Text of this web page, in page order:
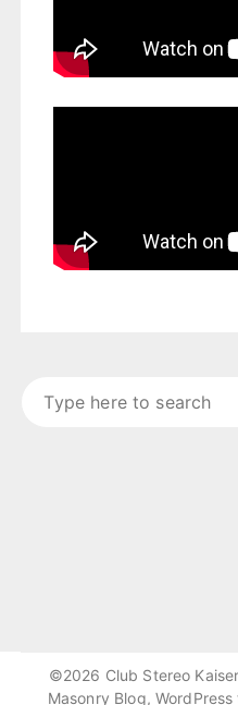
©2026 Club Stereo
Masonry Blog,